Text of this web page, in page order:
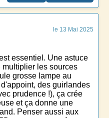
le 13 Mai 2025
essentiel. Une astuce
multiplier les sources
grosse lampe au
des guirlandes
prudence !), ça crée
et ça donne une
Penser aussi aux